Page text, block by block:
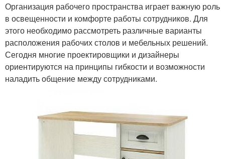
Организация рабочего пространства играет важную роль
в освещенности и комфорте работы сотрудников. Для
этого необходимо рассмотреть различные варианты
расположения рабочих столов и мебельных решений.
Сегодня многие проектировщики и дизайнеры
ориентируются на принципы гибкости и возможности
наладить общение между сотрудниками.